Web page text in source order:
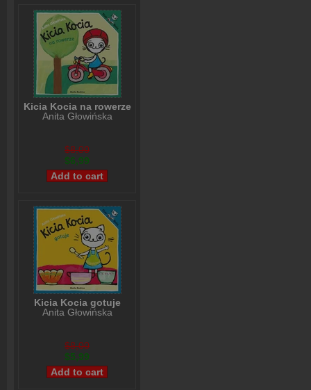
Kicia Kocia na rowerze
Anita Głowińska
$8,00
$6,99
Kicia Kocia gotuje
Anita Głowińska
$8,00
$5,99